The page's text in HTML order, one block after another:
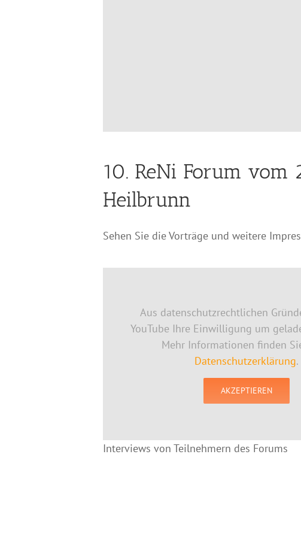
10. ReNi Forum vom
Heilbrunn
Sehen Sie die Vorträge und weitere
Aus datenschutzrechtlichen
YouTube Ihre Einwilligung um
Mehr Informationen finden
Datenschutzerklärung.
AKZEPTIEREN
Interviews von Teilnehmern des Forums